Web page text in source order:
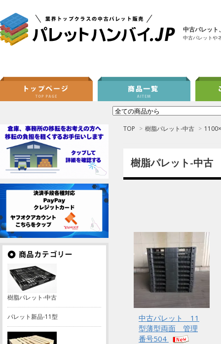
中古パレット
中古パレットや
TOP > 樹脂パレット-中古 >
樹脂パレット-中古
中古パレット 11
型薄型両面 管理
番号504
樹脂パレット-中古
パレット新品-11型